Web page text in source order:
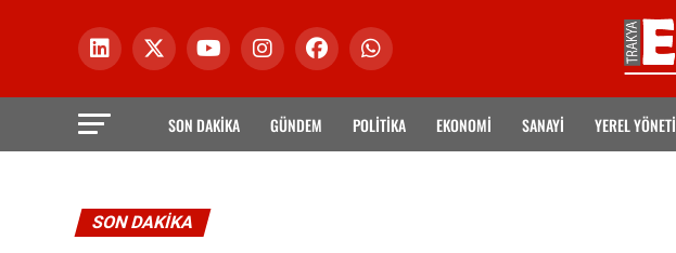
SON DAKİKA GÜNDEM POLİTİKA EKONOMİ SANAYİ YEREL
SON DAKİKA